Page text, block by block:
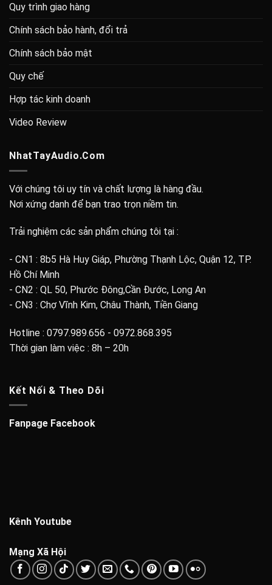
Quy trình giao hàng
Chính sách bảo hành, đổi trả
Chính sách bảo mật
Quy chế
Hợp tác kinh doanh
Video Review
NhatTayAudio.Com
Với chúng tôi uy tín và chất lượng là hàng đầu.
Nơi xứng danh để bạn trao trọn niềm tin.
Trải nghiệm các sản phẩm chúng tôi tại :
- CN1 : 8b5 Hà Huy Giáp, Phường Thạnh Lộc, Quận 12, TP.
Hồ Chí Minh
- CN2 : QL 50, Phước Đông,Cần Đước, Long An
- CN3 : Chợ Vĩnh Kim, Châu Thành, Tiền Giang
Hotline : 0797.989.656 - 0972.868.395
Thời gian làm việc : 8h – 20h
Kết Nối & Theo Dõi
Fanpage Facebook
Kênh Youtube
Mạng Xã Hội